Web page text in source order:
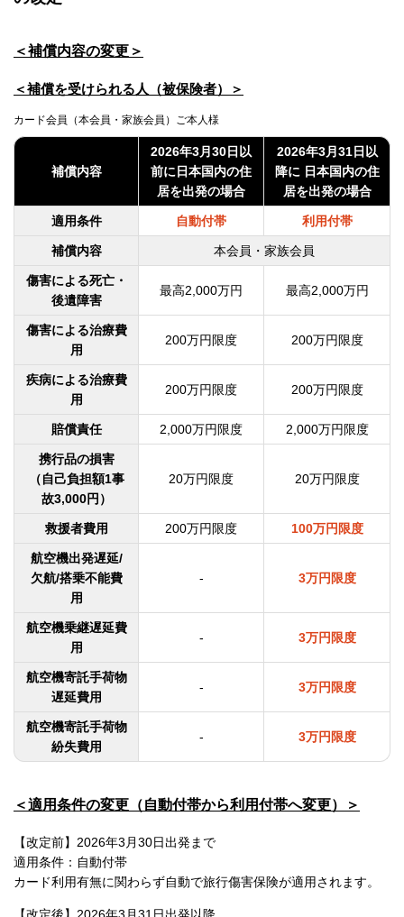
＜補償内容の変更＞
＜補償を受けられる人（被保険者）＞
カード会員（本会員・家族会員）ご本人様
補償内容
2026年3月30日以
前に日本国内の住
居を出発の場合
2026年3月31日以
降に 日本国内の住
居を出発の場合
適用条件 自動付帯 利用付帯
補償内容 本会員・家族会員
傷害による死亡・
後遺障害
最高2,000万円 最高2,000万円
傷害による治療費
用
200万円限度 200万円限度
疾病による治療費
用
200万円限度 200万円限度
賠償責任 2,000万円限度 2,000万円限度
携行品の損害
（自己負担額1事
故3,000円）
20万円限度 20万円限度
救援者費用 200万円限度 100万円限度
航空機出発遅延/
欠航/搭乗不能費
用
- 3万円限度
航空機乗継遅延費
用
- 3万円限度
航空機寄託手荷物
遅延費用
- 3万円限度
航空機寄託手荷物
紛失費用
- 3万円限度
＜適用条件の変更（自動付帯から利用付帯へ変更）＞
【改定前】2026年3月30日出発まで
適用条件：自動付帯
カード利用有無に関わらず自動で旅行傷害保険が適用されます。